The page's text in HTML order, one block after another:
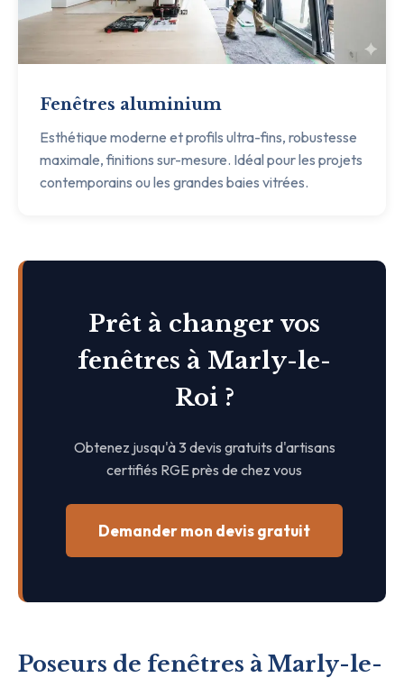
Fenêtres aluminium
Esthétique moderne et profils ultra-fins, robustesse
maximale, finitions sur-mesure. Idéal pour les projets
contemporains ou les grandes baies vitrées.
Prêt à changer vos
fenêtres à Marly-le-
Roi ?
Obtenez jusqu'à 3 devis gratuits d'artisans
certifiés RGE près de chez vous
Demander mon devis gratuit
Poseurs de fenêtres à Marly-le-